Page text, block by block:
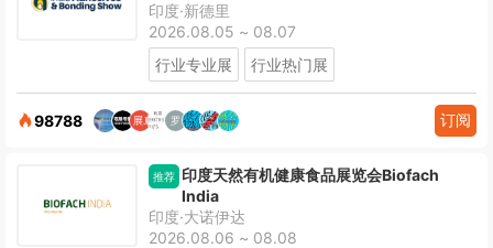
印度·新德里
2026.08.05 ~ 08.07
行业专业展
行业热门展
98788 订阅
推荐 印度天然有机健康食品展览会Biofach
India
印度·大诺伊达
2026.08.06 ~ 08.08